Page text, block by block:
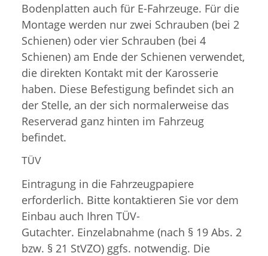
Bodenplatten auch für E-Fahrzeuge. Für die
Montage werden nur zwei Schrauben (bei 2
Schienen) oder vier Schrauben (bei 4
Schienen) am Ende der Schienen verwendet,
die direkten Kontakt mit der Karosserie
haben. Diese Befestigung befindet sich an
der Stelle, an der sich normalerweise das
Reserverad ganz hinten im Fahrzeug
befindet.
TÜV
Eintragung in die Fahrzeugpapiere
erforderlich. Bitte kontaktieren Sie vor dem
Einbau auch Ihren TÜV-
Gutachter. Einzelabnahme (nach § 19 Abs. 2
bzw. § 21 StVZO) ggfs. notwendig. Die